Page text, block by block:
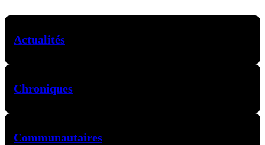
Actualités
Chroniques
Communautaires